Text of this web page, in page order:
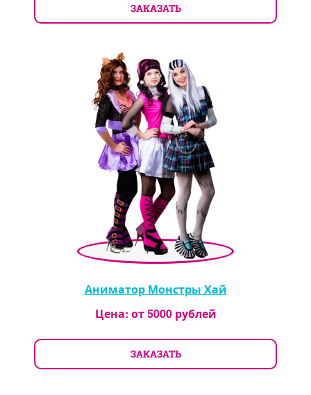
ЗАКАЗАТЬ
Аниматор Монстры Хай
Цена: от5000рублей
ЗАКАЗАТЬ